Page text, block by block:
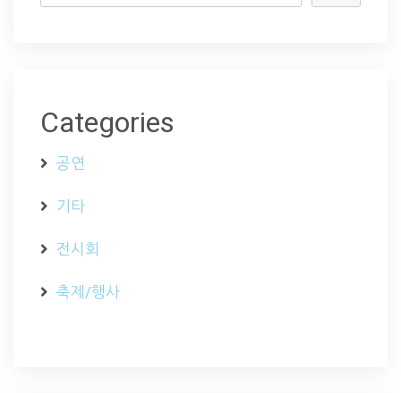
Categories
공연
기타
전시회
축제/행사